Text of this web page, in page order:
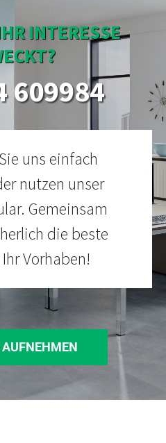
INTERESSE
609984
uns einfach
nutzen unser
Gemeinsam
die beste
Vorhaben!